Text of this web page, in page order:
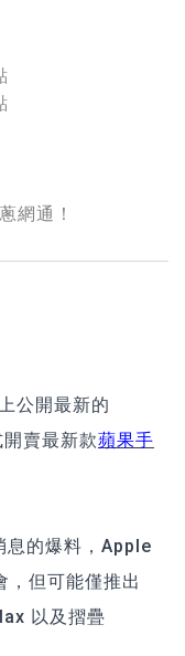
網通！
公開最新的
賣最新款蘋果手
息的爆料，Apple
但可能僅推出
以及摺疊